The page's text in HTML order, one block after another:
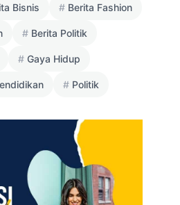
Bisnis Berita Fashion
Berita Politik
Gaya Hidup
Politik